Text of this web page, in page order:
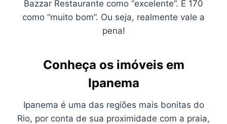
Bazzar Restaurante como “excelente”. E 170
como “muito bom”. Ou seja, realmente vale a
pena!
Conheça os imóveis em
Ipanema
Ipanema é uma das regiões mais bonitas do
Rio, por conta de sua proximidade com a praia,